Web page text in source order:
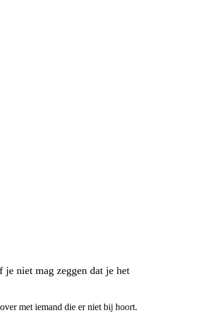
je niet mag zeggen dat je het
met iemand die er niet bij hoort.